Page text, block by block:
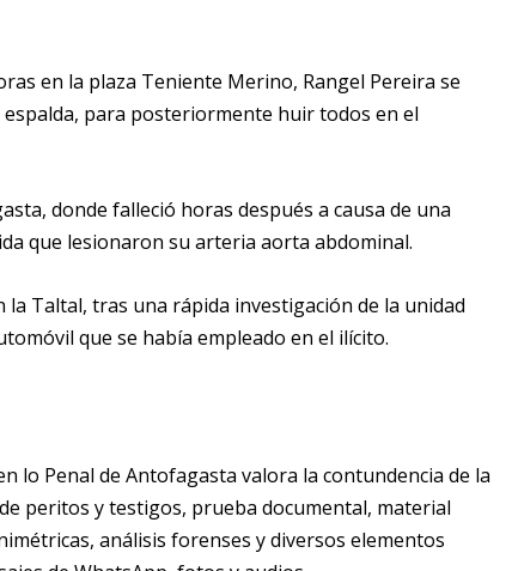
en la plaza Teniente Merino, Rangel Pereira se
para posteriormente huir todos en el
donde falleció horas después a causa de una
que lesionaron su arteria aorta abdominal.
Taltal, tras una rápida investigación de la unidad
que se había empleado en el ilícito.
lo Penal de Antofagasta valora la contundencia de la
peritos y testigos, prueba documental, material
análisis forenses y diversos elementos